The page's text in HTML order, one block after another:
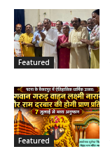
Featured
Featured